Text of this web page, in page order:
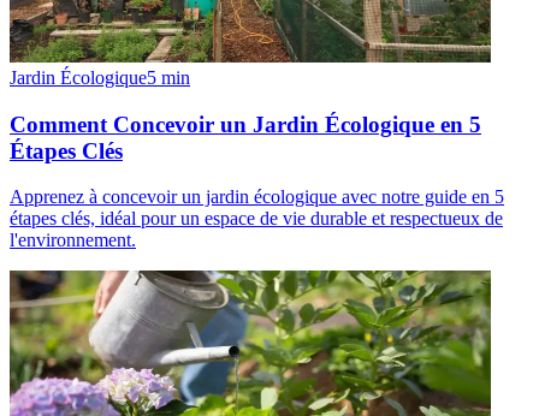
Jardin Écologique5 min
Comment Concevoir un Jardin Écologique en 5
Étapes Clés
Apprenez à concevoir un jardin écologique avec notre guide en 5
étapes clés, idéal pour un espace de vie durable et respectueux de
l'environnement.